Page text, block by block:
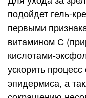
г
:
0
подойдет гель-
первыми
витамином С
кислотами-
ускорить
эпидермиса, а